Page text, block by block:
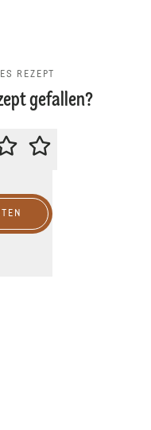
REZEPT
gefallen?
BEWERTE DIESES REZEPT